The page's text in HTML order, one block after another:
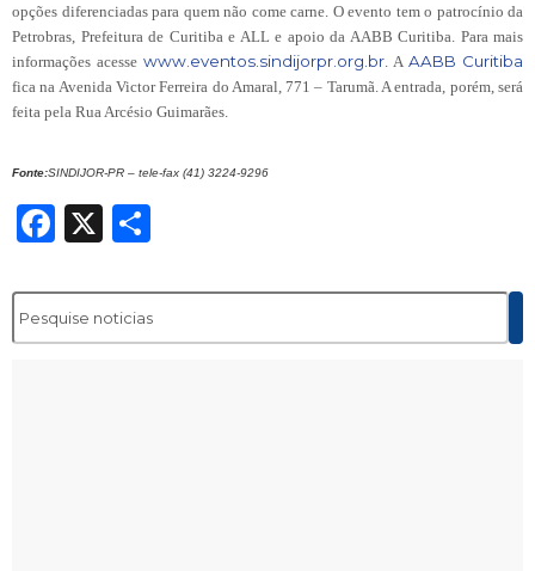
opções diferenciadas para quem não come carne. O evento tem o patrocínio da
Petrobras, Prefeitura de Curitiba e ALL e apoio da AABB Curitiba. Para mais
informações acesse www.eventos.sindijorpr.org.br . A AABB Curitiba
fica na Avenida Victor Ferreira do Amaral, 771 – Tarumã. A entrada, porém, será
feita pela Rua Arcésio Guimarães.
Fonte:SINDIJOR-PR – tele-fax (41) 3224-9296
Facebook
X